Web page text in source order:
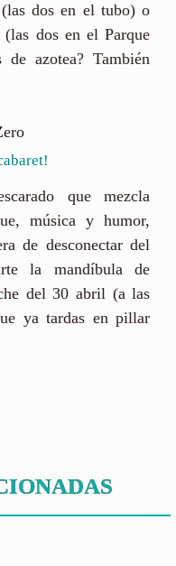
dos en el tubo) o
dos en el Parque
azotea? También
que mezcla
música y humor,
de desconectar del
la mandíbula de
del 30 abril (a las
ya tardas en pillar